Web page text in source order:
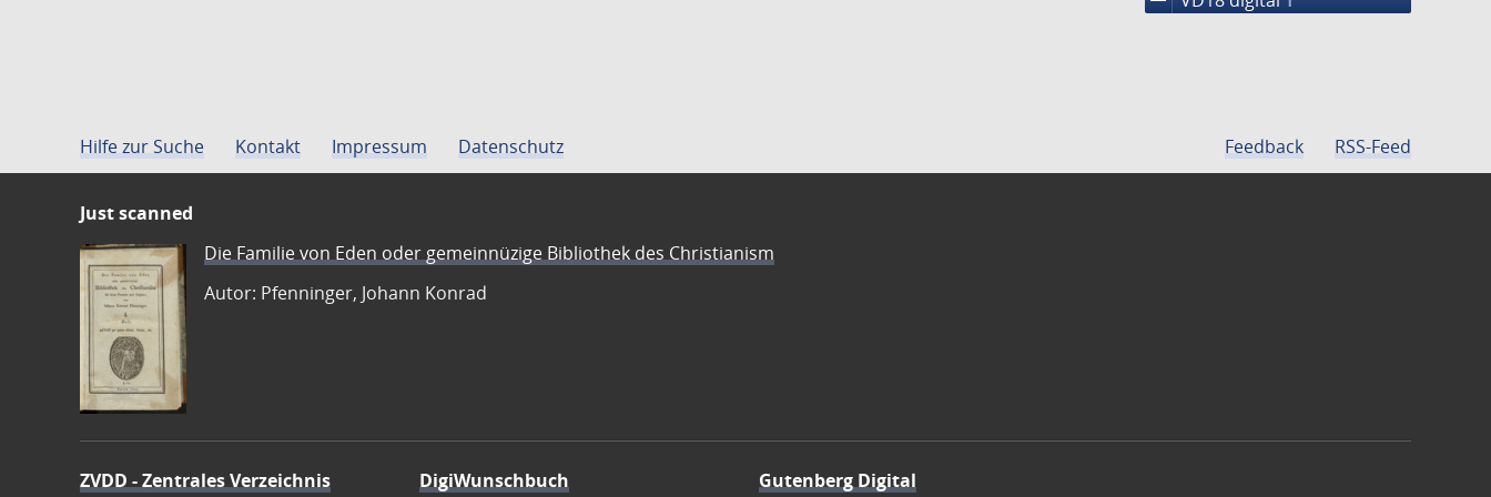
Hilfe zur Suche Kontakt Impressum Datenschutz Feedback RSS-Feed
Just scanned
Die Familie von Eden oder gemeinnüzige Bibliothek des Christianism
Autor: Pfenninger, Johann Konrad
ZVDD - Zentrales Verzeichnis
DigiWunschbuch Gutenberg Digital